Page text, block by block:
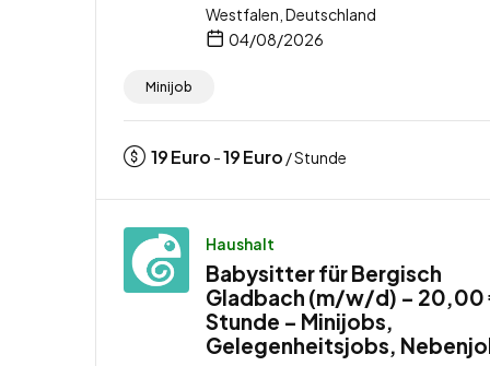
Westfalen, Deutschland
04/08/2026
Minijob
19Euro -19Euro / Stunde
Haushalt
Babysitter für Bergisch
Gladbach (m/w/d) – 20,00
Stunde – Minijobs,
Gelegenheitsjobs,